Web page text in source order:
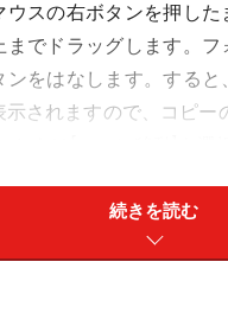
ウスの右ボタンを押した
までドラッグします。フ
ンをはなします。すると
示されますので、コピー
Meからツールバー
ンが表示されるようにな
続きを読む